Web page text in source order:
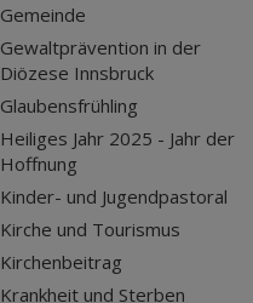
Gemeinde
Gewaltprävention in der
Diözese Innsbruck
Glaubensfrühling
Heiliges Jahr 2025 - Jahr der
Hoffnung
Kinder- und Jugendpastoral
Kirche und Tourismus
Kirchenbeitrag
Krankheit und Sterben